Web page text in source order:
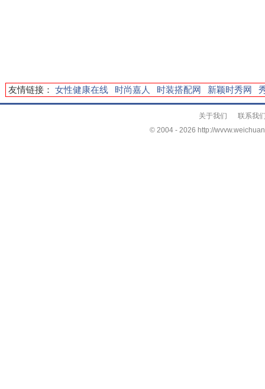
友情链接： 女性健康在线 时尚嘉人 时装搭配网 新颖时秀网
关于我们
联系我
© 2004 - 2026 http://